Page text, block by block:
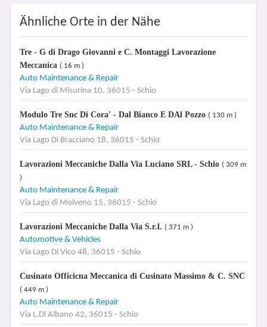
Ähnliche Orte in der Nähe
Tre - G di Drago Giovanni e C. Montaggi Lavorazione
Meccanica ( 16 m )
Auto Maintenance & Repair
Via Lago di Misurina 10, 36015 - Schio
Modulo Tre Snc Di Cora' - Dal Bianco E DAl Pozzo ( 130 m )
Auto Maintenance & Repair
Via Lago Di Bracciano 18, 36015 - Schio
Lavorazioni Meccaniche Dalla Via Luciano SRL - Schio ( 309 m
)
Auto Maintenance & Repair
Via Lago di Molveno 15, 36015 - Schio
Lavorazioni Meccaniche Dalla Via S.r.l. ( 371 m )
Automotive & Vehicles
Via Lago Di Vico 48, 36015 - Schio
Cusinato Officicna Meccanica di Cusinato Massimo & C. SNC
( 449 m )
Auto Maintenance & Repair
Via L.Di Albano 42, 36015 - Schio